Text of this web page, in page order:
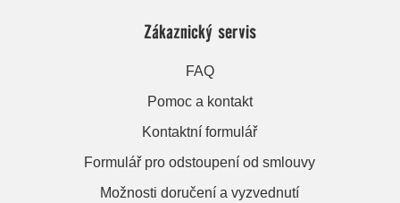
Zákaznický servis
FAQ
Pomoc a kontakt
Kontaktní formulář
Formulář pro odstoupení od smlouvy
Možnosti doručení a vyzvednutí